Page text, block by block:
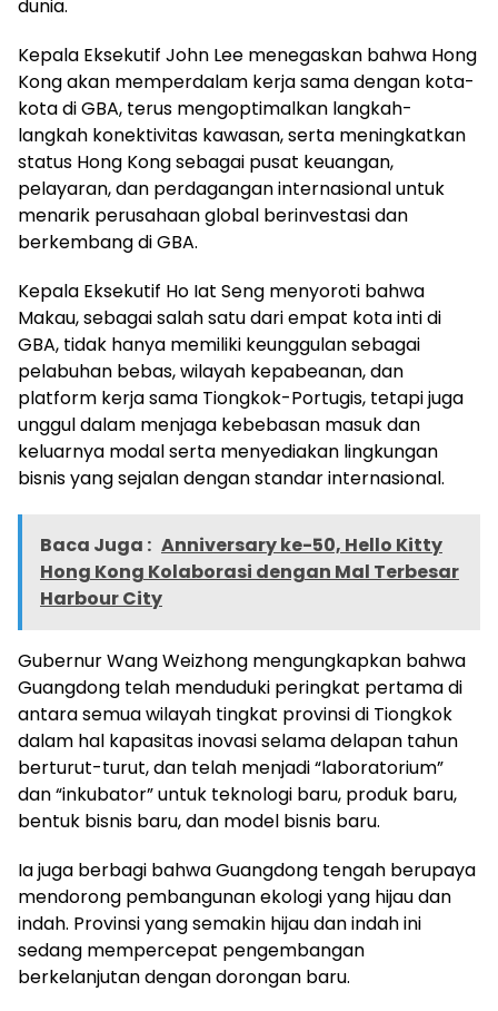
dunia.
Kepala Eksekutif John Lee menegaskan bahwa Hong
Kong akan memperdalam kerja sama dengan kota-
kota di GBA, terus mengoptimalkan langkah-
langkah konektivitas kawasan, serta meningkatkan
status Hong Kong sebagai pusat keuangan,
pelayaran, dan perdagangan internasional untuk
menarik perusahaan global berinvestasi dan
berkembang di GBA.
Kepala Eksekutif Ho Iat Seng menyoroti bahwa
Makau, sebagai salah satu dari empat kota inti di
GBA, tidak hanya memiliki keunggulan sebagai
pelabuhan bebas, wilayah kepabeanan, dan
platform kerja sama Tiongkok-Portugis, tetapi juga
unggul dalam menjaga kebebasan masuk dan
keluarnya modal serta menyediakan lingkungan
bisnis yang sejalan dengan standar internasional.
Baca Juga : Anniversary ke-50, Hello Kitty
Hong Kong Kolaborasi dengan Mal Terbesar
Harbour City
Gubernur Wang Weizhong mengungkapkan bahwa
Guangdong telah menduduki peringkat pertama di
antara semua wilayah tingkat provinsi di Tiongkok
dalam hal kapasitas inovasi selama delapan tahun
berturut-turut, dan telah menjadi “laboratorium”
dan “inkubator” untuk teknologi baru, produk baru,
bentuk bisnis baru, dan model bisnis baru.
Ia juga berbagi bahwa Guangdong tengah berupaya
mendorong pembangunan ekologi yang hijau dan
indah. Provinsi yang semakin hijau dan indah ini
sedang mempercepat pengembangan
berkelanjutan dengan dorongan baru.